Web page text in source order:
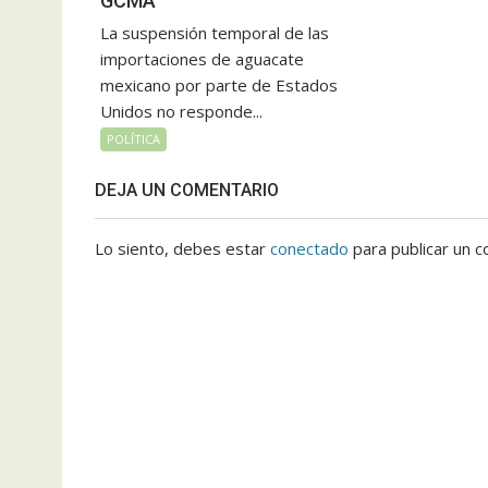
La suspensión temporal de las
importaciones de aguacate
mexicano por parte de Estados
Unidos no responde...
POLÍTICA
DEJA UN COMENTARIO
Lo siento, debes estar conectado para publicar un